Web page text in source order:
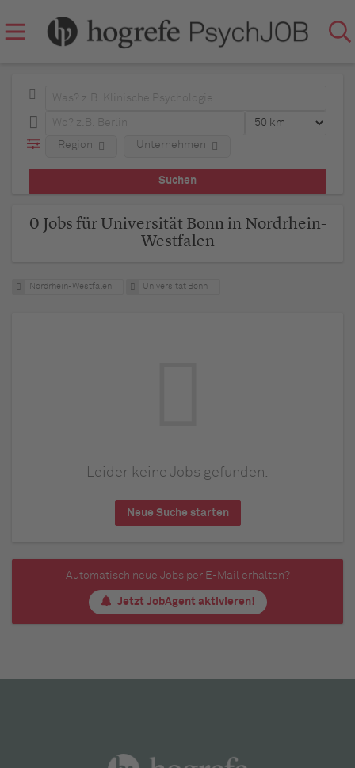
Region Unternehmen
0 Jobs für Universität Bonn in Nordrhein-
Westfalen
Nordrhein-Westfalen Universität Bonn
Leider keine Jobs gefunden.
Neue Suche starten
Automatisch neue Jobs per E-Mail erhalten?
Jetzt JobAgent aktivieren!